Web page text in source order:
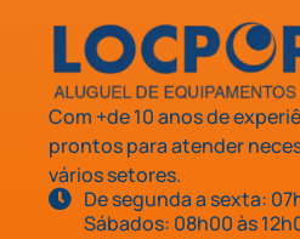
Com +de 10 anos de
prontos para atender
vários setores.
De segunda a sexta:
Sábados: 08h00 às